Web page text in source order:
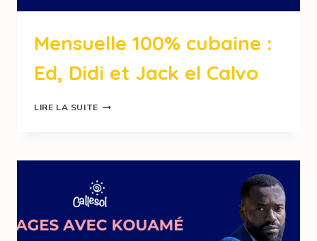
Mensuelle 100% cubaine :
Ed, Didi et Jack el Calvo
LIRE LA SUITE